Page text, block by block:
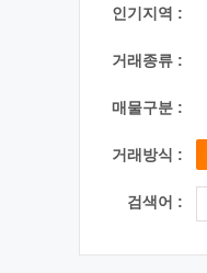
인기지역 :
거래종류 :
매물구분 :
거래방식 :
검색어 :